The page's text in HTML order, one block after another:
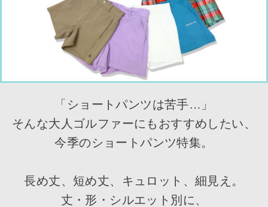
「ショートパンツは苦手…」
そんな大人ゴルファーにもおすすめしたい、
今季のショートパンツ特集。
長め丈、短め丈、キュロット、細見え。
丈・形・シルエット別に、